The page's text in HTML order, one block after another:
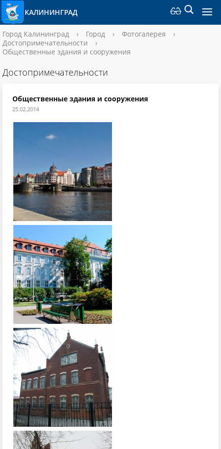
КАЛИНИНГРАД
Город Калининград › Город › Фотогалерея
›
Достопримечательности
›
Общественные здания и сооружения
Достопримечательности
Общественные здания и сооружения
25.02.2014